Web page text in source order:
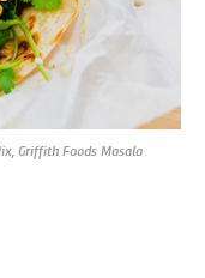
Griffith Foods Masala